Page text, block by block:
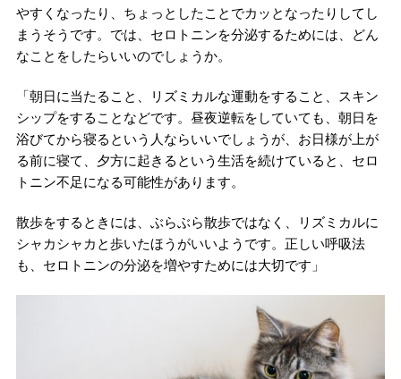
やすくなったり、ちょっとしたことでカッとなったりしてし
まうそうです。では、セロトニンを分泌するためには、どん
なことをしたらいいのでしょうか。
「朝日に当たること、リズミカルな運動をすること、スキン
シップをすることなどです。昼夜逆転をしていても、朝日を
浴びてから寝るという人ならいいでしょうが、お日様が上が
る前に寝て、夕方に起きるという生活を続けていると、セロ
トニン不足になる可能性があります。
散歩をするときには、ぶらぶら散歩ではなく、リズミカルに
シャカシャカと歩いたほうがいいようです。正しい呼吸法
も、セロトニンの分泌を増やすためには大切です」